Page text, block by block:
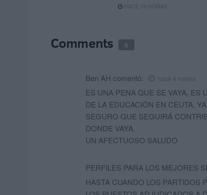
HACE 19 HORAS
Comments 6
Ben AH comentó: hace 4 meses
ES UNA PENA QUE SE VAYA, ES
DE LA EDUCACIÓN EN CEUTA,
SEGURO QUE SEGUIRÁ
DONDE VAYA.
UN AFECTUOSO SALUDO
PERFILES PARA LOS MEJORES
HASTA CUANDO LOS PARTIDOS